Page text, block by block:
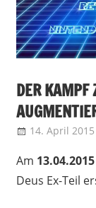
DER KAMPF
14. April 2015
Am 13.04.2015
Deus Ex-Teil